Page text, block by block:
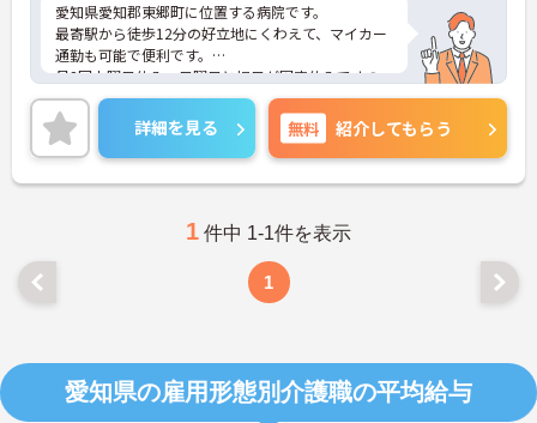
愛知県愛知郡東郷町に位置する病院です。
最寄駅から徒歩12分の好立地にくわえて、マイカー
通勤も可能で便利です。
月2回土曜日休み、日曜日と祝日が固定休みですの
で、プライベートの予定が立てやすいです♪
賞与4.5ヶ月分実績あり！あなたの頑張りがきちんと
還元されます！
ご興味をお持ちの方はお気軽にお問い合わせくださ
い。
詳細を見る 無料 紹介してもらう
1 件中 1-1件を表示
1
愛知県の雇用形態別介護職の平均給与